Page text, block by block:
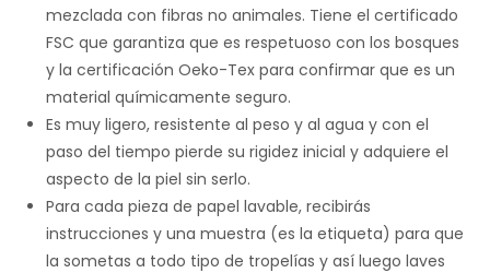
mezclada con fibras no animales. Tiene el certificado
FSC que garantiza que es respetuoso con los bosques
y la certificación Oeko-Tex para confirmar que es un
material químicamente seguro.
Es muy ligero, resistente al peso y al agua y con el
paso del tiempo pierde su rigidez inicial y adquiere el
aspecto de la piel sin serlo.
Para cada pieza de papel lavable, recibirás
instrucciones y una muestra (es la etiqueta) para que
la sometas a todo tipo de tropelías y así luego laves